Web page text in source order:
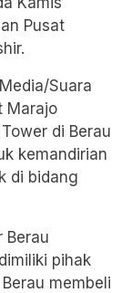
Pusat
Suara
Marajo
di Berau
kemandirian
di bidang
Berau
pihak
membeli